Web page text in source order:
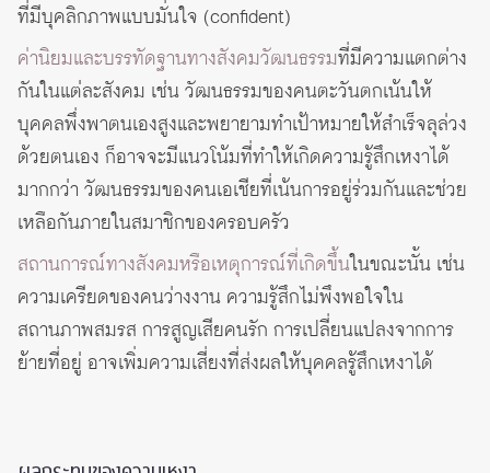
ที่มีบุคลิกภาพแบบมั่นใจ (confident)
ค่านิยมและบรรทัดฐานทางสังคมวัฒนธรรมที่มีความแตกต่าง
กันในแต่ละสังคม เช่น วัฒนธรรมของคนตะวันตกเน้นให้
บุคคลพึ่งพาตนเองสูงและพยายามทำเป้าหมายให้สำเร็จลุล่วง
ด้วยตนเอง ก็อาจจะมีแนวโน้มที่ทำให้เกิดความรู้สึกเหงาได้
มากกว่า วัฒนธรรมของคนเอเชียที่เน้นการอยู่ร่วมกันและช่วย
เหลือกันภายในสมาชิกของครอบครัว
สถานการณ์ทางสังคมหรือเหตุการณ์ที่เกิดขึ้นในขณะนั้น เช่น
ความเครียดของคนว่างงาน ความรู้สึกไม่พึงพอใจใน
สถานภาพสมรส การสูญเสียคนรัก การเปลี่ยนแปลงจากการ
ย้ายที่อยู่ อาจเพิ่มความเสี่ยงที่ส่งผลให้บุคคลรู้สึกเหงาได้